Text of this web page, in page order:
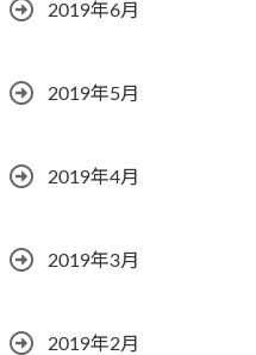
2019年6月
2019年5月
2019年4月
2019年3月
2019年2月